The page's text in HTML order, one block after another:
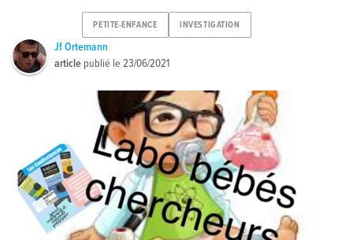
PETITE-ENFANCE INVESTIGATION
Jf Ortemann
article publié le23/06/2021